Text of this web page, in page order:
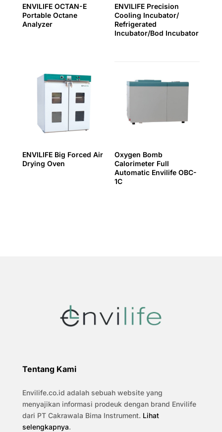
ENVILIFE OCTAN-E
Portable Octane
Analyzer
ENVILIFE Precision
Cooling Incubator/
Refrigerated
Incubator/Bod Incubator
ENVILIFE Big Forced Air
Drying Oven
Oxygen Bomb
Calorimeter Full
Automatic Envilife OBC-
1C
Tentang Kami
Envilife.co.id adalah sebuah website yang
menyajikan informasi prodeuk dengan brand Envilife
dari PT Cakrawala Bima Instrument. Lihat
selengkapnya.